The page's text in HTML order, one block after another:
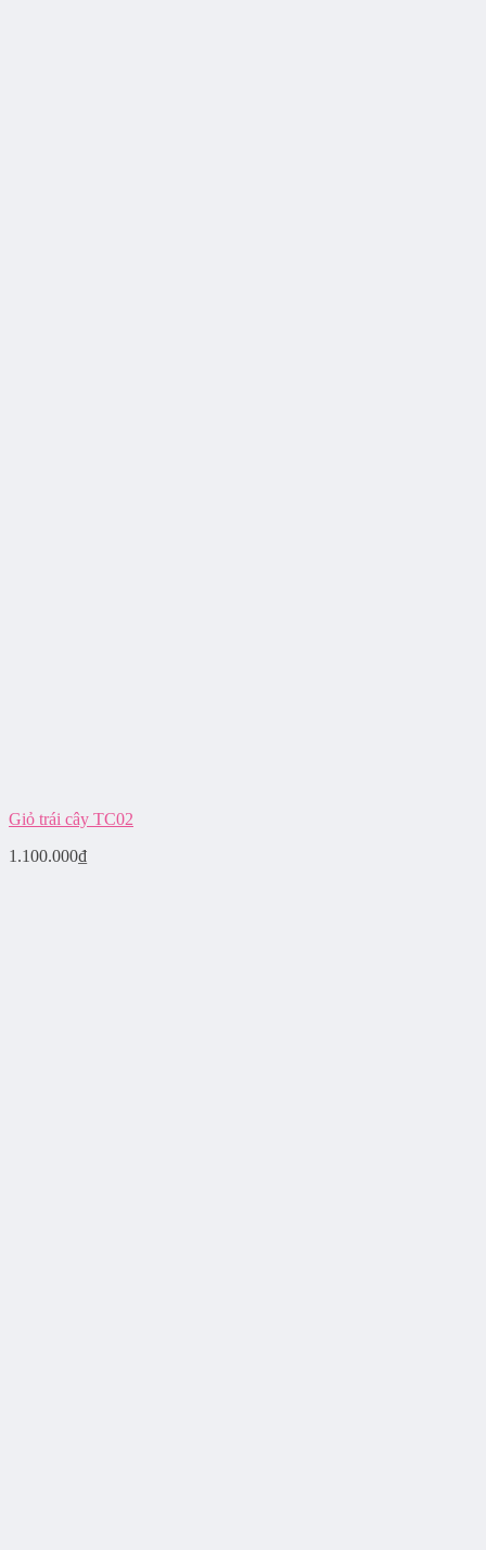
Giỏ trái cây TC02
1.100.000₫